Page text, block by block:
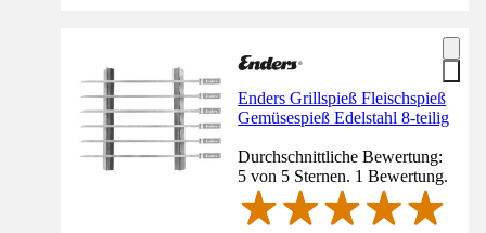
Enders Grillspieß Fleischspieß
Gemüsespieß Edelstahl 8-teilig
Durchschnittliche Bewertung:
5 von 5 Sternen. 1 Bewertung.